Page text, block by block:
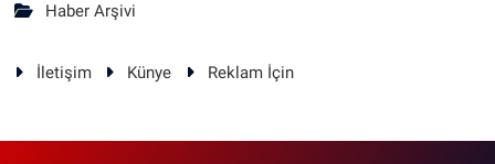
Haber Arşivi
İletişim Künye Reklam İçin